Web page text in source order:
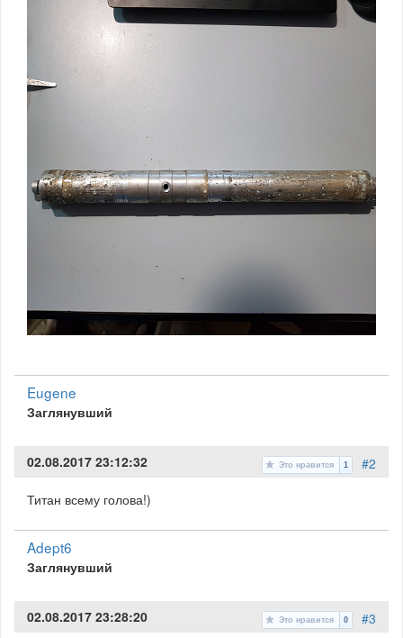
Eugene
Заглянувший
#2
Это нравится 1
02.08.2017 23:12:32
Титан всему голова!)
Adept6
Заглянувший
#3
Это нравится 0
02.08.2017 23:28:20